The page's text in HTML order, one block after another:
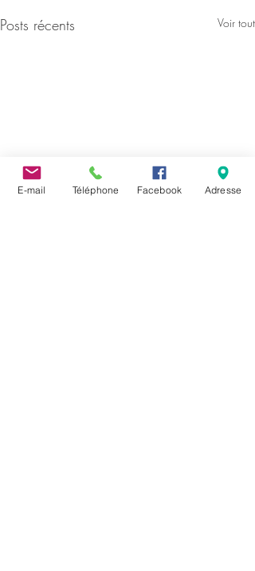
Posts récents Voir tout
E-mail Téléphone Facebook Adresse